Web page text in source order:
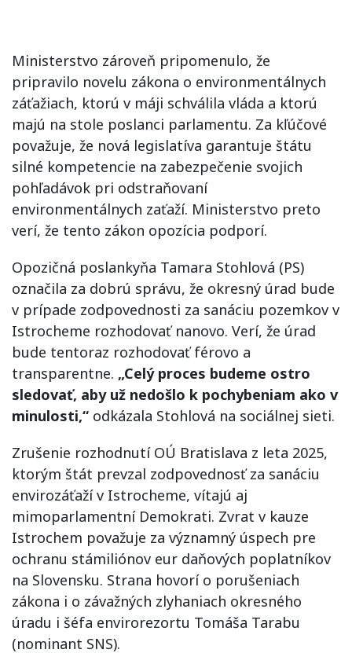
Ministerstvo zároveň pripomenulo, že
pripravilo novelu zákona o environmentálnych
záťažiach, ktorú v máji schválila vláda a ktorú
majú na stole poslanci parlamentu. Za kľúčové
považuje, že nová legislatíva garantuje štátu
silné kompetencie na zabezpečenie svojich
pohľadávok pri odstraňovaní
environmentálnych zaťaží. Ministerstvo preto
verí, že tento zákon opozícia podporí.
Opozičná poslankyňa Tamara Stohlová (PS)
označila za dobrú správu, že okresný úrad bude
v prípade zodpovednosti za sanáciu pozemkov v
Istrocheme rozhodovať nanovo. Verí, že úrad
bude tentoraz rozhodovať férovo a
transparentne. „Celý proces budeme ostro
sledovať, aby už nedošlo k pochybeniam ako v
minulosti,“ odkázala Stohlová na sociálnej sieti.
Zrušenie rozhodnutí OÚ Bratislava z leta 2025,
ktorým štát prevzal zodpovednosť za sanáciu
envirozáťaží v Istrocheme, vítajú aj
mimoparlamentní Demokrati. Zvrat v kauze
Istrochem považuje za významný úspech pre
ochranu stámiliónov eur daňových poplatníkov
na Slovensku. Strana hovorí o porušeniach
zákona i o závažných zlyhaniach okresného
úradu i šéfa envirorezortu Tomáša Tarabu
(nominant SNS).